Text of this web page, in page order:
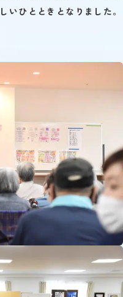
いひとときとなりました。